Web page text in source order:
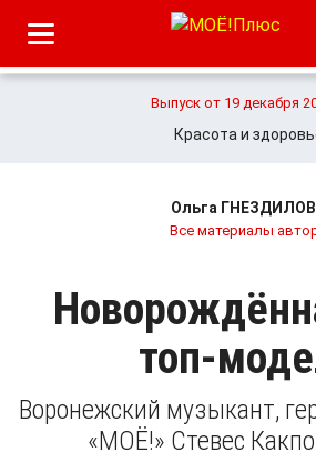
Выпуск от 19 декабря
Красота и
Ольга
Все материалы
топ-
Воронежский музыкант,
«МОЁ!» Стевес